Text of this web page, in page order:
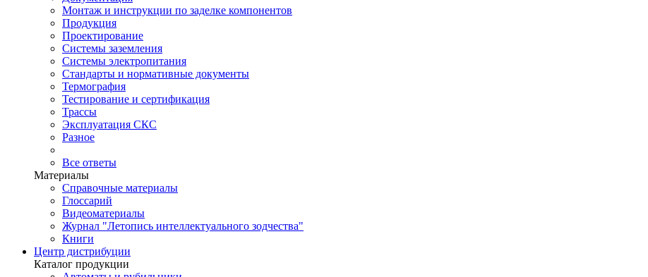
Монтаж и инструкции по заделке компонентов
Продукция
Проектирование
Системы заземления
Системы электропитания
Стандарты и нормативные документы
Термография
Тестирование и сертификация
Трассы
Эксплуатация СКС
Разное
Все ответы
Материалы
Справочные материалы
Глоссарий
Видеоматериалы
Журнал "Летопись интеллектуального зодчества"
Книги
Центр дистрибуции
Каталог продукции